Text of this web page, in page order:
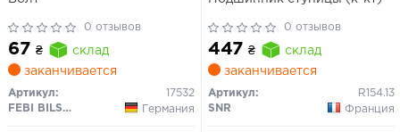
0 отзывов
67 ₴
склад
заканчивается
Артикул:
17532
FEBI BILSTEIN
Германия
0 отзывов
447 ₴
склад
заканчивается
Артикул:
R154.13
SNR
Франция